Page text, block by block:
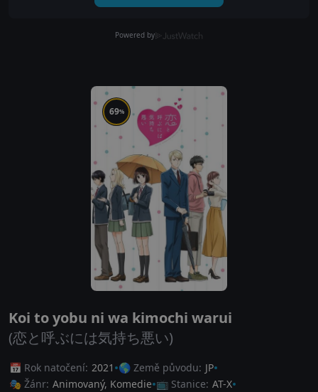
Powered by
69%
Koi to yobu ni wa kimochi warui
(恋と呼ぶには気持ち悪い)
📅 Rok natočení: 2021 🌎 Země původu: JP
🎭 Žánr: Animovaný, Komedie 📺 Stanice: AT-X